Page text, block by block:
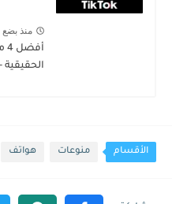
منذ بضع
الأقسام منوعات هواتف